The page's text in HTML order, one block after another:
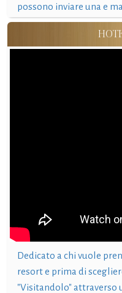
possono inviare una e
Dedicato a chi vuole
resort e prima di
"Visitandolo" attraverso